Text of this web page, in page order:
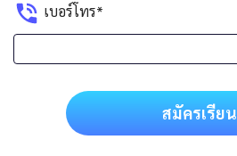
เบอร์โทร*
สมัครเรียน